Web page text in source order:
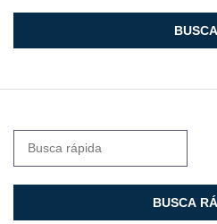
BUSCA